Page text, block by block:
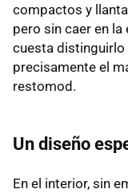
compactos y
pero sin caer en
cuesta distinguirlo
precisamente el
restomod.
Un diseño
En el interior, sin